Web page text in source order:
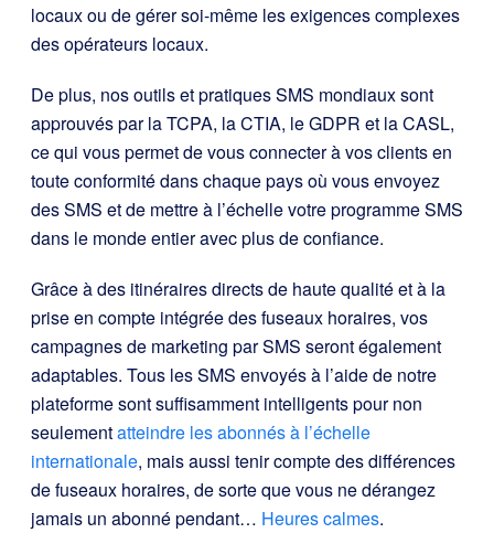
locaux ou de gérer soi-même les exigences complexes
des opérateurs locaux.
De plus, nos outils et pratiques SMS mondiaux sont
approuvés par la TCPA, la CTIA, le GDPR et la CASL,
ce qui vous permet de vous connecter à vos clients en
toute conformité dans chaque pays où vous envoyez
des SMS et de mettre à l’échelle votre programme SMS
dans le monde entier avec plus de confiance.
Grâce à des itinéraires directs de haute qualité et à la
prise en compte intégrée des fuseaux horaires, vos
campagnes de marketing par SMS seront également
adaptables. Tous les SMS envoyés à l’aide de notre
plateforme sont suffisamment intelligents pour non
seulementatteindre les abonnés à l’échelle
internationale, mais aussi tenir compte des différences
de fuseaux horaires, de sorte que vous ne dérangez
jamais un abonné pendant… Heures calmes.